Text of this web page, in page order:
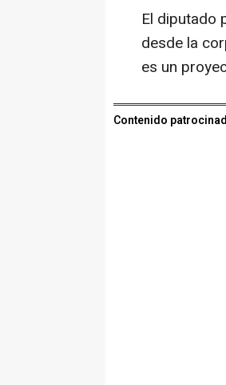
El diputado
desde la
es un
Contenido